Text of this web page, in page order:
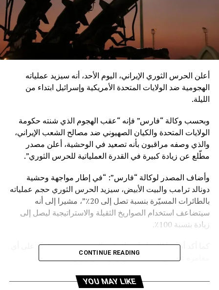
أعلن الحرس الثوري الإيراني، اليوم الأحد، أنه سيزيد عملياته
الهجومية ضد الولايات المتحدة الأمريكية وإسرائيل ابتداء من
الليلة.
وبحسب وكالة “فارس” فإنه “عقب الهجوم الذي شنته حكومة
الولايات المتحدة والكيان الصهيوني ضد مصالح الشعب الإيراني،
والذي وصفه مراقبون بأنه تصعيد في الوحشية، أعلن مصدر
مطّلع عن زيادة كبيرة في القدرة العملياتية للحرس الثوري”.
وأضاف المصدر لوكالة “فارس”: “في إطار مواجهة وحشية
دونالد ترامب والبيت الأبيض، سيزيد الحرس الثوري حجم عملياته
بالطائرات المسيّرة بنسبة تصل إلى 20٪”، مشيرا إلى أنه
سيتضاعف استخدام الصواريخ الثقيلة والاستراتيجية ليصل إلى
زيادة بنسبة 100٪.
كما أكد أن هذا الإجراء لضمان قوة الردع وتوجيه رد قوي على أي
مغامرة عسكرية ضد مصالح ومواطني إيران.
RELATED TOPICS:
CONTINUE READING
YOU MAY LIKE